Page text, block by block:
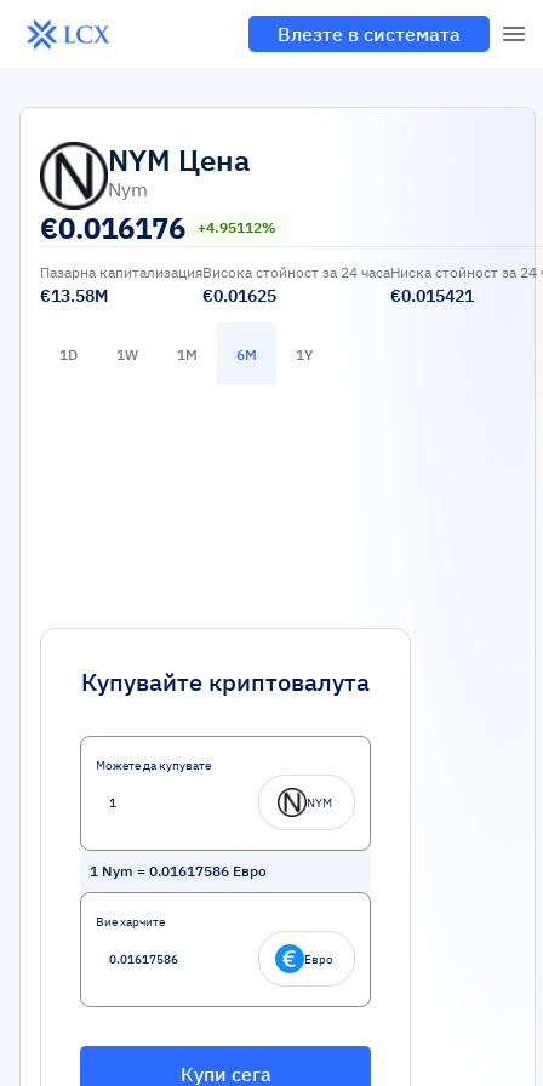
Влезте в системата
NYM Цена
Nym
€0.016176 +4.95112%
Пазарна капитализация
€13.58M
Висока стойност за 24 часа
€0.01625
Ниска стойност за 24
€0.015421
1D 1W 1M 6M 1Y
Купувайте криптовалута
Можете да купувате
NYM
1 Nym = 0.01617586 Евро
Вие харчите
Евро
Купи сега